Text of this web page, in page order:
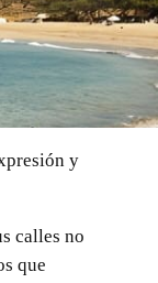
y
calles no
que